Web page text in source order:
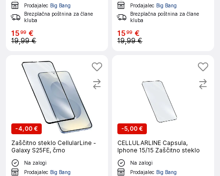
Prodajalec Big Bang
Brezplačna poštnina za člane
kluba
1599 €
19,99 €
Prodajalec Big Bang
Brezplačna poštnina za člane
kluba
1599 €
19,99 €
-4,00 €
Zaščitno steklo CellularLine -
Galaxy S25FE, črno
Na zalogi
Prodajalec Big Bang
-5,00 €
CELLULARLINE Capsula,
Iphone 15/15 Zaščitno steklo
Na zalogi
Prodajalec Big Bang